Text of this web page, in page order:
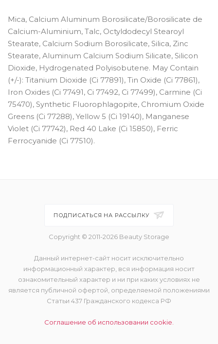
Mica, Calcium Aluminum Borosilicate/Borosilicate de
Calcium-Aluminium, Talc, Octyldodecyl Stearoyl
Stearate, Calcium Sodium Borosilicate, Silica, Zinc
Stearate, Aluminum Calcium Sodium Silicate, Silicon
Dioxide, Hydrogenated Polyisobutene. May Contain
(+/-): Titanium Dioxide (Ci 77891), Tin Oxide (Ci 77861),
Iron Oxides (Ci 77491, Ci 77492, Ci 77499), Carmine (Ci
75470), Synthetic Fluorophlagopite, Chromium Oxide
Greens (Ci 77288), Yellow 5 (Ci 19140), Manganese
Violet (Ci 77742), Red 40 Lake (Ci 15850), Ferric
Ferrocyanide (Ci 77510).
ПОДПИСАТЬСЯ НА РАССЫЛКУ
Copyright © 2011-2026 Beauty Storage
Данный интернет-сайт носит исключительно
информационный характер, вся информация носит
ознакомительный характер и ни при каких условиях не
является публичной офертой, определяемой положениями
Статьи 437 Гражданского кодекса РФ
Соглашение об использовании cookie.